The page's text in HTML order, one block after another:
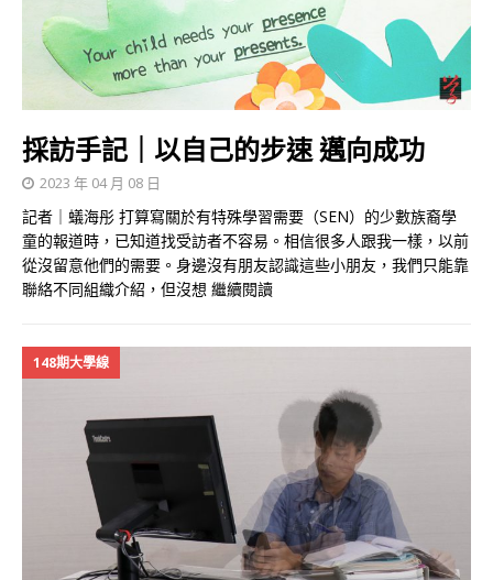
採訪手記｜以自己的步速 邁向成功
2023 年 04 月 08 日
記者｜蟻海彤 打算寫關於有特殊學習需要（SEN）的少數族裔學
童的報道時，已知道找受訪者不容易。相信很多人跟我一樣，以前
從沒留意他們的需要。身邊沒有朋友認識這些小朋友，我們只能靠
聯絡不同組織介紹，但沒想 繼續閱讀
148期大學線